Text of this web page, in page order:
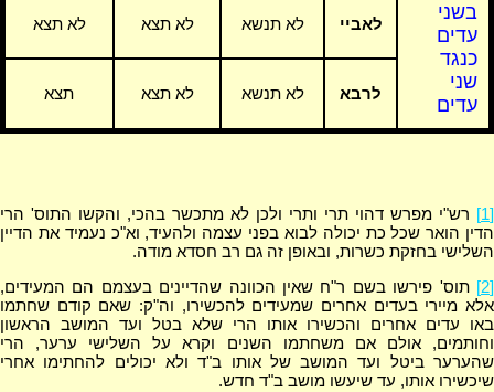
בשני
עדים
כנגד
שני
עדים
לאביי לא תנשא לא תצא לא תצא
לרבא לא תנשא לא תצא תצא
[1]
רש"י מפרש דהוי תרי ותרי ולכן לא מתכשר בהכי, והקשו התוס' הרי
הדין הואר שכל כת יכולה לבוא בפני עצמה ולהעיד, וא"כ נעמיד את הדיין
השלישי בחזקת כשרות, ובאופן זה גם רב חסדא מודה.
[2]
תוס' פירשו בשם ר"ח שאין הכוונה שהדיינים בעצמם הם המעידים,
אלא מיירי בעדים אחרים שמעידים להכשירו, וה"ק: שאם קודם שחתמו
באו עדים אחרים והכשירו אותו הרי שלא בטל ועד המושב הראשון
וחותמים, אולם אם משחתמו השנים וקרא על השלישי ערער, הרי
שהערער ביטל ועד המושב של אותו ב"ד ולא יכולים להחתימו אחרי
שיכשירו אותו, עד שיעשו מושב ב"ד חדש.